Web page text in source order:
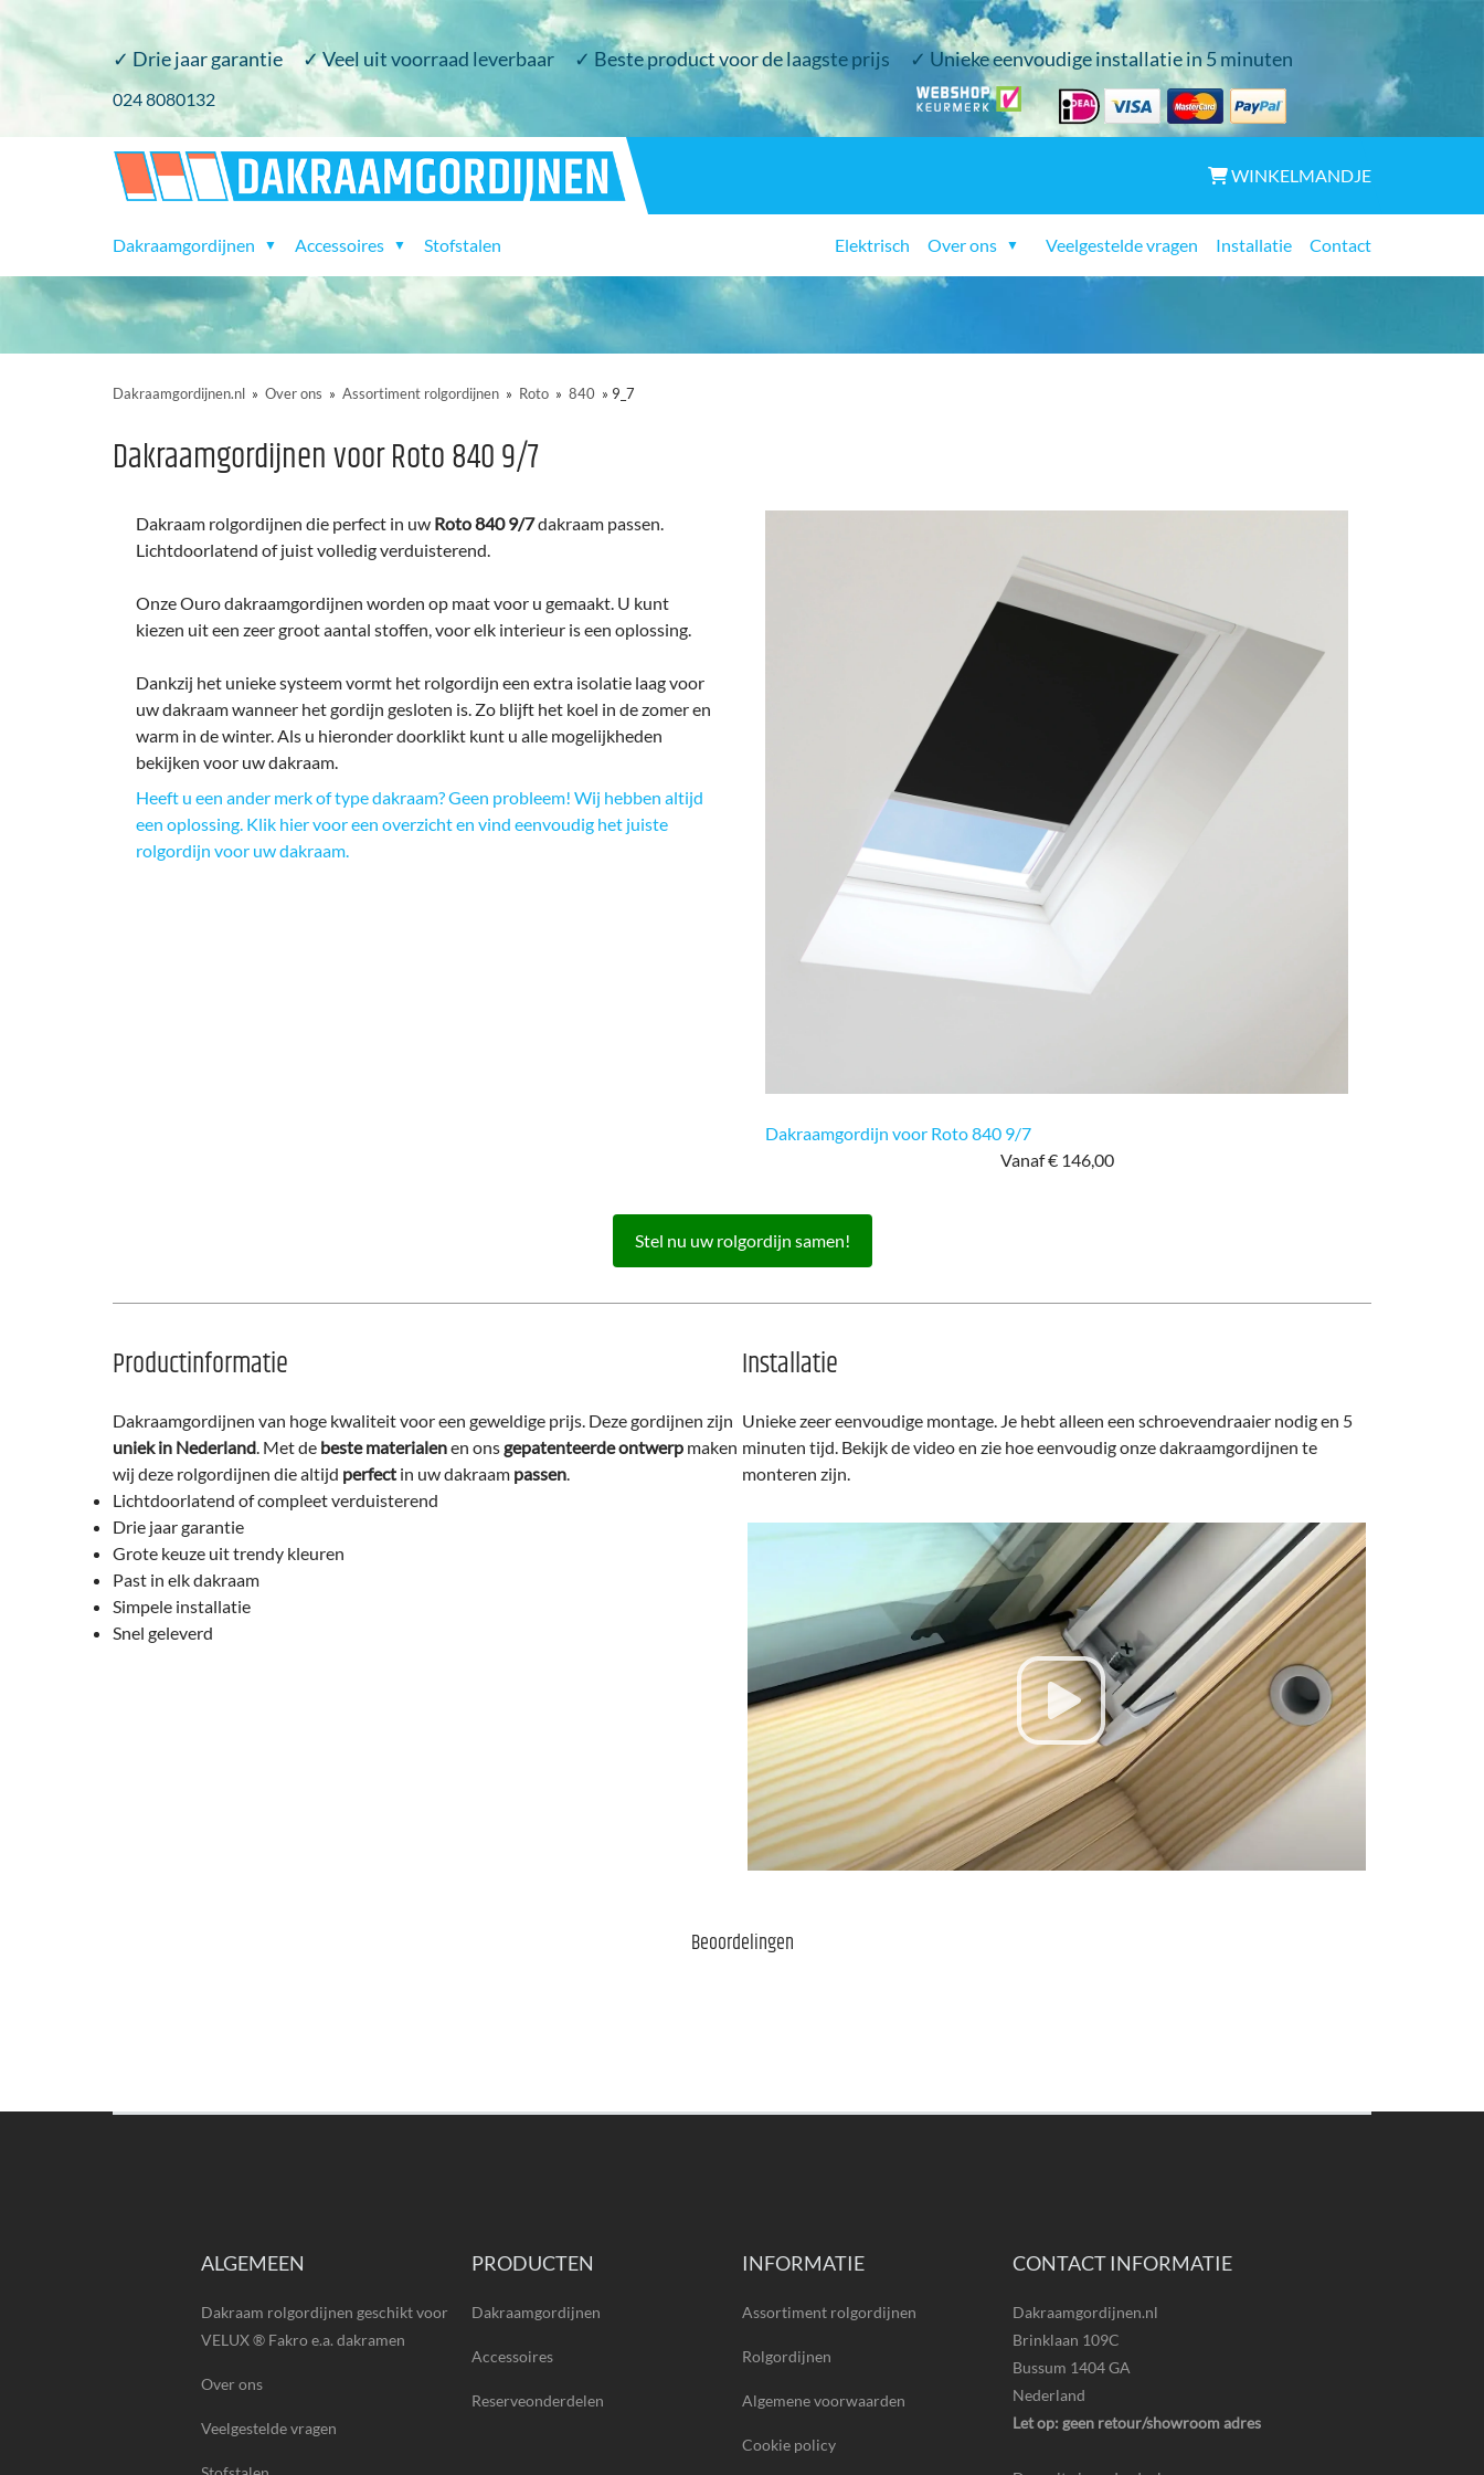
✓ Drie jaar garantie ✓ Veel uit voorraad leverbaar ✓ Beste product voor de laagste prijs ✓ Unieke eenvoudige installatie in 5 minuten
​024 8080132
WINKELMANDJE
Dakraamgordijnen ▼ Accessoires ▼ Stofstalen Elektrisch Over ons ▼ Veelgestelde vragen Installatie Contact
Dakraamgordijnen.nl » Over ons » Assortiment rolgordijnen » Roto » 840 » 9_7
Dakraamgordijnen voor Roto 840 9/7
Dakraam rolgordijnen die perfect in uw Roto 840 9/7dakraam passen.
Lichtdoorlatend of juist volledig verduisterend.
Onze Ouro dakraamgordijnen worden op maat voor u gemaakt. U kunt
kiezen uit een zeer groot aantal stoffen, voor elk interieur is een oplossing.
Dankzij het unieke systeem vormt het rolgordijn een extra isolatie laag voor
uw dakraam wanneer het gordijn gesloten is. Zo blijft het koel in de zomer en
warm in de winter. Als u hieronder doorklikt kunt u alle mogelijkheden
bekijken voor uw dakraam.
Heeft u een ander merk of type dakraam? Geen probleem! Wij hebben altijd
een oplossing. Klik hier voor een overzicht en vind eenvoudig het juiste
rolgordijn voor uw dakraam.
Dakraamgordijn voor Roto 840 9/7
Vanaf € 146,00
Stel nu uw rolgordijn samen!
Productinformatie
Dakraamgordijnen van hoge kwaliteit voor een geweldige prijs. Deze gordijnen zijn
uniek in Nederland. Met de beste materialenen onsgepatenteerde ontwerp maken
wij deze rolgordijnen die altijd perfect in uw dakraam passen.
Lichtdoorlatend of compleet verduisterend
Drie jaar garantie
Grote keuze uit trendy kleuren
Past in elk dakraam
Simpele installatie
Snel geleverd
Installatie
Unieke zeer eenvoudige montage. Je hebt alleen een schroevendraaier nodig en 5
minuten tijd. Bekijk de video en zie hoe eenvoudig onze dakraamgordijnen te
monteren zijn.
Beoordelingen
ALGEMEEN
Dakraam rolgordijnen geschikt voor
VELUX ® Fakro e.a. dakramen
Over ons
Veelgestelde vragen
PRODUCTEN
Dakraamgordijnen
Accessoires
Reserveonderdelen
INFORMATIE
Assortiment rolgordijnen
Rolgordijnen
Algemene voorwaarden
Cookie policy
CONTACT INFORMATIE
Dakraamgordijnen.nl
Brinklaan 109C
Bussum 1404 GA
Nederland
Let op: geen retour/showroom adres